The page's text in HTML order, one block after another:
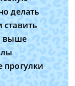
делать
выше
прогулки